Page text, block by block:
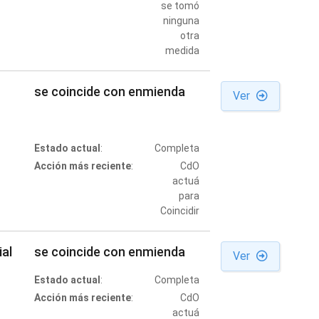
se tomó
ninguna
otra
medida
se coincide con enmienda Ver
Estado actual :
Completa
Acción más reciente:
CdO
actuá
para
Coincidir
se coincide con enmienda Ver
Estado actual :
Completa
Acción más reciente:
CdO
actuá